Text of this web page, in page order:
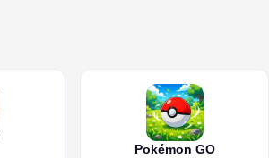
Pokémon GO